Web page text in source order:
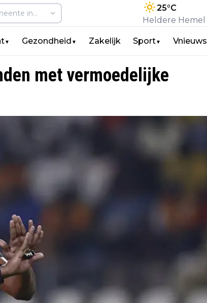
25°C
Heldere Hemel
▼ Gezondheid ▼ Zakelijk Sport▼ Vnieuws
met vermoedelijke